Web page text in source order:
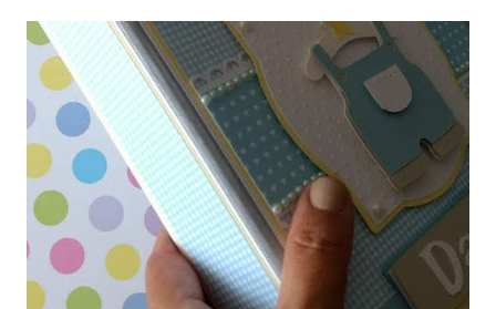
bebê. Na caderneta, constam os marcos de
desenvolvimento neuropsicomotor,
desenvolvimento afetivo e cognitivo/linguagem para
acompanhamento dos profissionais que atendem a
criança. É nela que se registrarão as vacinas para
proteção da saúde da criança. A Caderneta de
Vacinação da Scraperia Amor no Papel tem a capa
personalizada em scrapbooking, toda produzida
com corte e colagem de pecinhas de papel. A